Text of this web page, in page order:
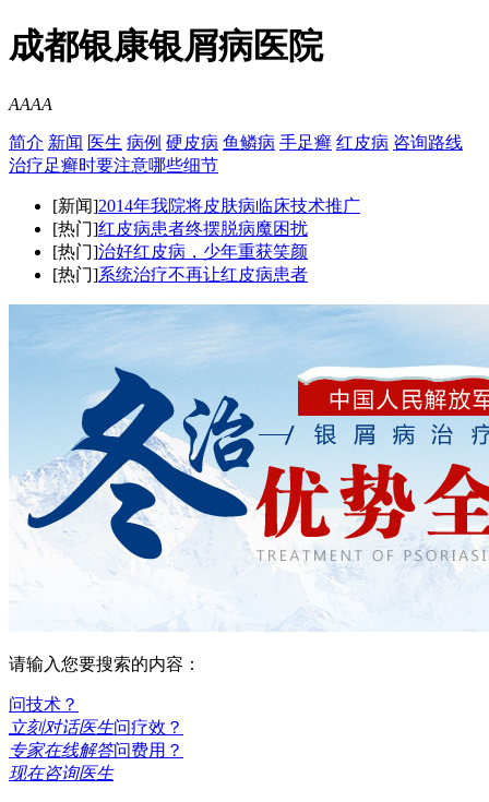
成都银康银屑病医院
AAAA
简介 新闻 医生 病例 硬皮病 鱼鳞病 手足癣 红皮病 咨询路线
治疗足癣时要注意哪些细节
[新闻]2014年我院将皮肤病临床技术推广
[热门]红皮病患者终摆脱病魔困扰
[热门]治好红皮病，少年重获笑颜
[热门]系统治疗不再让红皮病患者
请输入您要搜索的内容：
问技术？
立刻对话医生问疗效？
专家在线解答问费用？
现在咨询医生